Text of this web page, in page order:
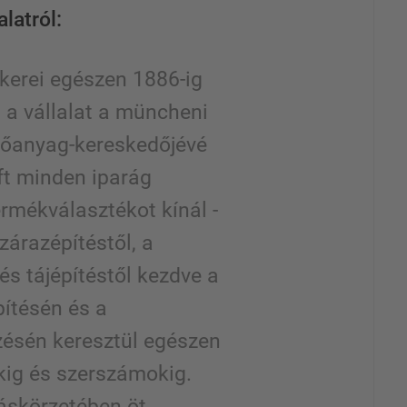
egészen 1886-ig
vállalat a müncheni
kereskedőjévé
minden iparág
kínál -
a
tájépítéstől kezdve a
és a
keresztül egészen
és szerszámokig.